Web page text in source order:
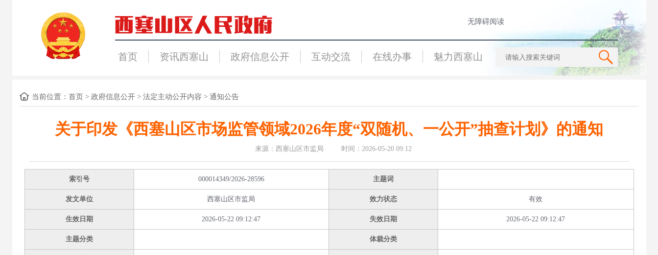
无障碍阅读
首页 资讯西塞山 政府信息公开 互动交流 在线办事 魅力西塞山
当前位置： 首页> 政府信息公开> 法定主动公开内容 > 通知公告
关于印发《西塞山区市场监管领域2026年度“双随机、一公开”抽查计划》的通知
来源：西塞山区市监局 时间：2026-05-20 09:12
索引号 000014349/2026-28596 主题词
发文单位 西塞山区市监局 效力状态 有效
生效日期 2026-05-22 09:12:47 失效日期 2026-05-22 09:12:47
主题分类 体裁分类